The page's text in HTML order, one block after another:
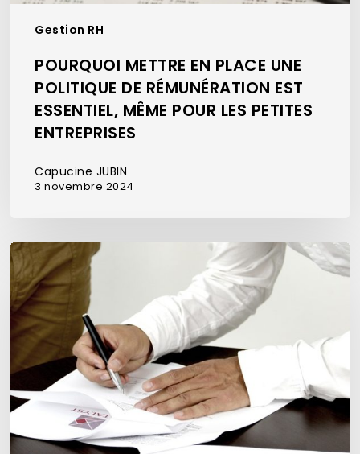
Gestion RH
petites
entreprises
POURQUOI METTRE EN PLACE UNE
POLITIQUE DE RÉMUNÉRATION EST
ESSENTIEL, MÊME POUR LES PETITES
ENTREPRISES
Capucine JUBIN
3 novembre 2024
Refus
de
CDI
par
un
CDD
enjeux
et
nouvelles
obligations